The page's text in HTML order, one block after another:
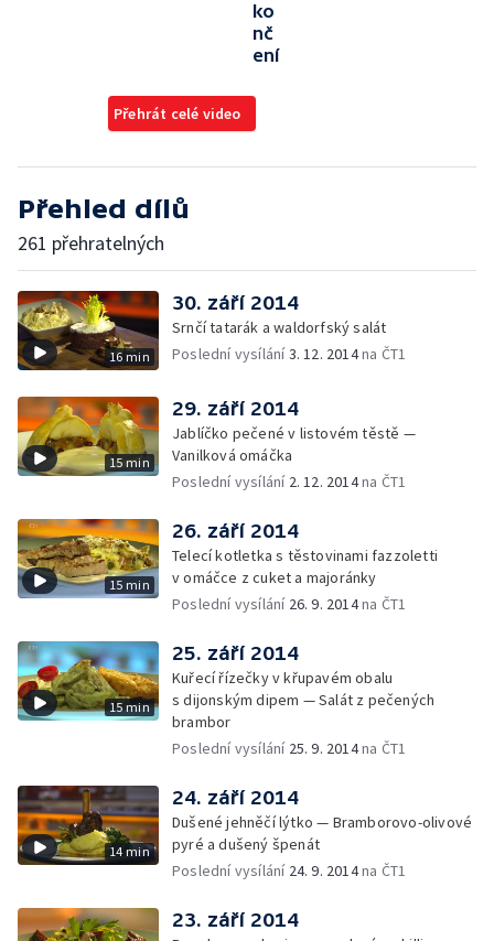
ko
nč
ení
Přehrát celé video
Přehled dílů
261 přehratelných
16 min
30. září 2014
Srnčí tatarák a waldorfský salát
Poslední vysílání3. 12. 2014na ČT1
15 min
29. září 2014
Jablíčko pečené v listovém těstě —
Vanilková omáčka
Poslední vysílání 2. 12. 2014na ČT1
15 min
26. září 2014
Telecí kotletka s těstovinami fazzoletti
v omáčce z cuket a majoránky
Poslední vysílání 26. 9. 2014na ČT1
15 min
25. září 2014
Kuřecí řízečky v křupavém obalu
s dijonským dipem — Salát z pečených
brambor
Poslední vysílání 25. 9. 2014na ČT1
14 min
24. září 2014
Dušené jehněčí lýtko — Bramborovo-olivové
pyré a dušený špenát
Poslední vysílání 24. 9. 2014na ČT1
23. září 2014